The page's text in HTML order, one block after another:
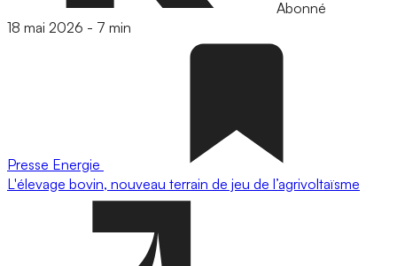
Abonné
18 mai 2026 - 7 min
Presse Energie
L'élevage bovin, nouveau terrain de jeu de l’agrivoltaïsme